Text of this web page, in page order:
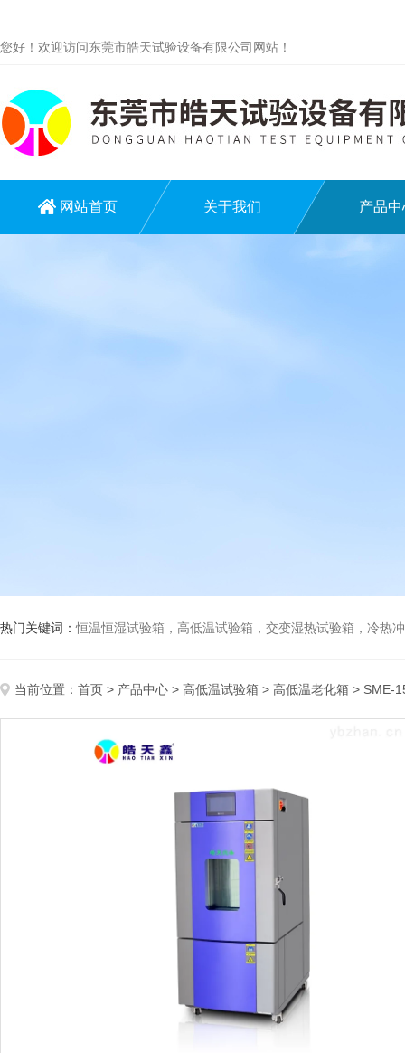
您好！欢迎访问东莞市皓天试验设备有限公司网站！
网站首页 关于我们 产品中
热门关键词：恒温恒湿试验箱，高低温试验箱，交变湿热试验箱，冷热冲击试验
当前位置： 首页 > 产品中心 > 高低温试验箱 > 高低温老化箱 > SME-